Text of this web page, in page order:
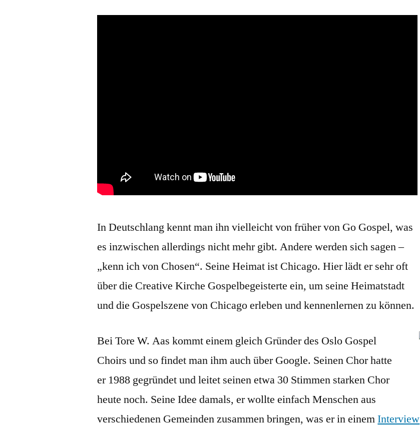
In Deutschlang kennt man ihn vielleicht von früher von Go Gospel, was
es inzwischen allerdings nicht mehr gibt. Andere werden sich sagen –
„kenn ich von Chosen“. Seine Heimat ist Chicago. Hier lädt er sehr oft
über die Creative Kirche Gospelbegeisterte ein, um seine Heimatstadt
und die Gospelszene von Chicago erleben und kennenlernen zu können.
Bei Tore W. Aas kommt einem gleich Gründer des Oslo Gospel
Choirs und so findet man ihm auch über Google. Seinen Chor hatte
er 1988 gegründet und leitet seinen etwa 30 Stimmen starken Chor
heute noch. Seine Idee damals, er wollte einfach Menschen aus
verschiedenen Gemeinden zusammen bringen, was er in einemInterview